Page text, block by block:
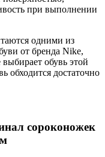
при выполнении
одними из
от бренда Nike,
обувь этой
обходится достаточно
сороконожек